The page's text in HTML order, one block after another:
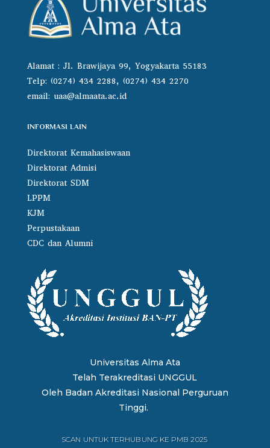
Alamat : Jl. Brawijaya 99, Yogyakarta 55183
Telp: (0274) 434 2288, (0274) 434 2270
email: uaa@almaata.ac.id
INFORMASI LAIN
Direktorat Kemahasiswaan
Direktorat Admisi
Direktorat SDM
LPPM
KJM
Perpustakaan
CDC dan Alumni
Universitas Alma Ata
Telah Terakreditasi UNGGUL
Oleh Badan Akreditasi Nasional Perguruan
Tinggi.
SCAN UNTUK TERHUBUNG KE PMB 2025